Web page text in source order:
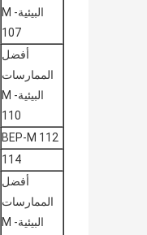
البيئية- M
107
أفضل
الممارسات
البيئية- M
110
BEP-M 112
114
أفضل
الممارسات
البيئية- M